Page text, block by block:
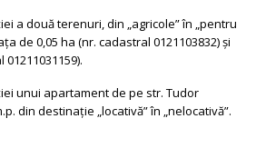
a două terenuri, din „agricole” în „pentru
de 0,05 ha (nr. cadastral 0121103832) și
unui apartament de pe str. Tudor
din destinație „locativă” în „nelocativă”.